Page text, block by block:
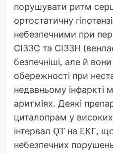
порушувати ритм
ортостатичну
небезпечними при
СІЗЗС та СІЗЗН
безпечніші, але й
обережності при
недавньому інфаркті
аритміях. Деякі
циталопрам у
інтервал QT на ЕКГ,
небезпечних